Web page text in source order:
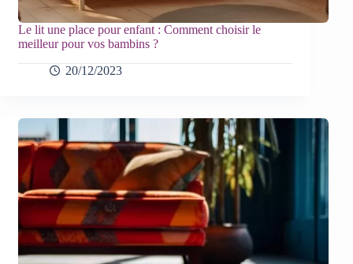
Le lit une place pour enfant : Comment choisir le
meilleur pour vos bambins ?
20/12/2023